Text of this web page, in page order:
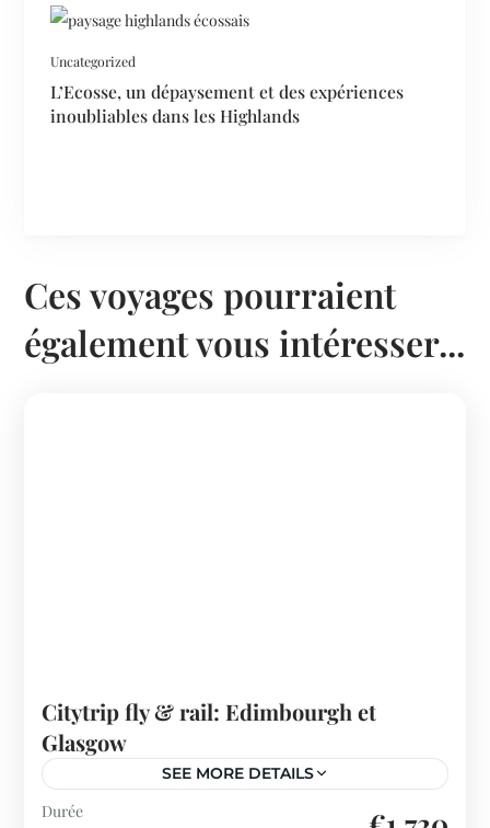
Uncategorized
L’Ecosse, un dépaysement et des expériences
inoubliables dans les Highlands
Ces voyages pourraient
également vous intéresser...
Citytrip fly & rail: Edimbourgh et
Glasgow
SEE MORE DETAILS
Royaume-Uni
Durée